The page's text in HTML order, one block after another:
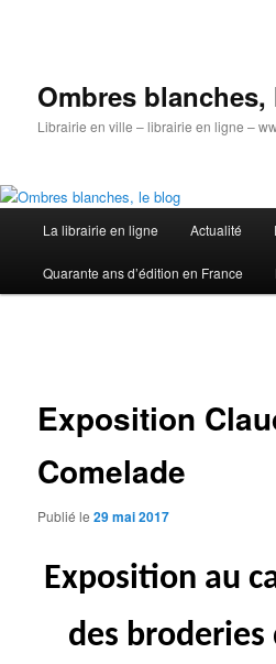
Ombres
Librairie en ville – librairie en ligne –
principal
La librairie en ligne Actualité
Quarante ans d’édition en France
Exposition
Comelade
Publié le29 mai 2017
Exposition au
des broderies